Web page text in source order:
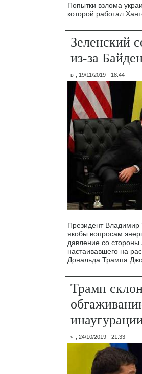
Попытки взлома
которой работал
Зеленский
из-за
вт, 19/11/2019 - 18:44
Президент Владимир
якобы вопросам
давление со
настаивавшего на
Дональда Трампа
Трамп
чт, 24/10/2019 - 21:33